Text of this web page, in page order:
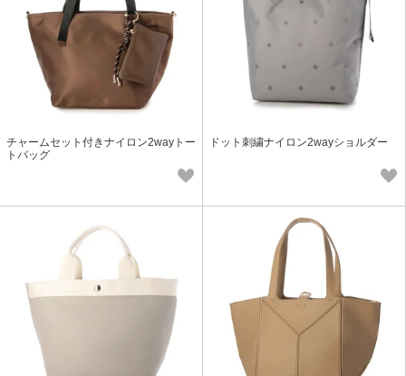
チャームセット付きナイロン2wayトー
トバッグ
ドット刺繍ナイロン2wayショルダー